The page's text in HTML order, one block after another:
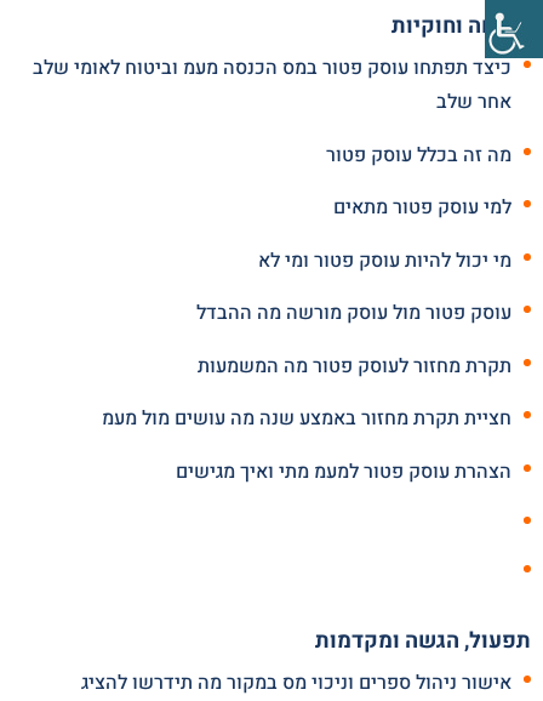
פתיחה וחוקיות
כיצד תפתחו עוסק פטור במס הכנסה מעמ וביטוח לאומי שלב
אחר שלב
מה זה בכלל עוסק פטור
למי עוסק פטור מתאים
מי יכול להיות עוסק פטור ומי לא
עוסק פטור מול עוסק מורשה מה ההבדל
תקרת מחזור לעוסק פטור מה המשמעות
חציית תקרת מחזור באמצע שנה מה עושים מול מעמ
הצהרת עוסק פטור למעמ מתי ואיך מגישים
תפעול, הגשה ומקדמות
אישור ניהול ספרים וניכוי מס במקור מה תידרשו להציג